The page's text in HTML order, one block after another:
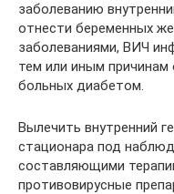
заболеванию
отнести беременных
заболеваниями, ВИЧ
тем или иным причинам
больных диабетом.
Вылечить внутренний
стационара под
составляющими
противовирусные